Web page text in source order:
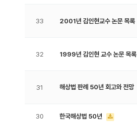
33 2001년 김인현교수 논문 목록
32 1999년 김인현 교수 논문 목록
31 해상법 판례 50년 회고와 전망
30 한국해상법 50년